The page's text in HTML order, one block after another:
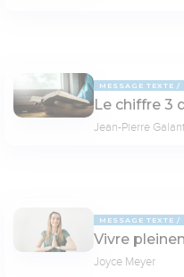
MESSAGE TEXTE
Le chiffre 3
Jean-Pierre Galant
MESSAGE TEXTE
Vivre
Joyce Meyer